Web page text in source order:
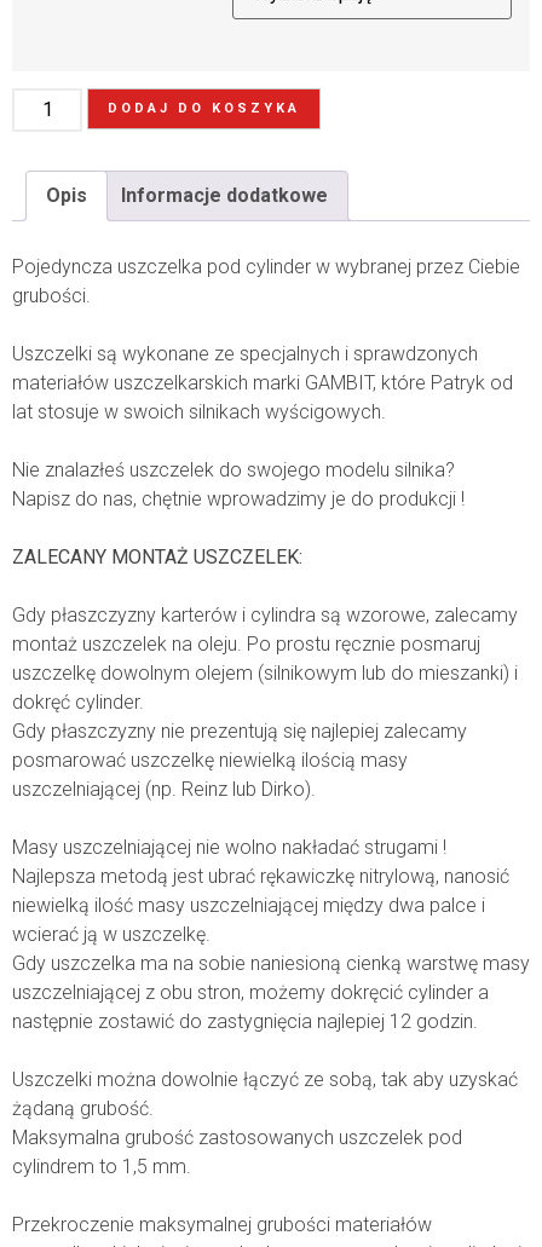
DODAJ DO KOSZYKA
Opis Informacje dodatkowe
Pojedyncza uszczelka pod cylinder w wybranej przez Ciebie
grubości.
Uszczelki są wykonane ze specjalnych i sprawdzonych
materiałów uszczelkarskich marki GAMBIT, które Patryk od
lat stosuje w swoich silnikach wyścigowych.
Nie znalazłeś uszczelek do swojego modelu silnika?
Napisz do nas, chętnie wprowadzimy je do produkcji !
ZALECANY MONTAŻ USZCZELEK:
Gdy płaszczyzny karterów i cylindra są wzorowe, zalecamy
montaż uszczelek na oleju. Po prostu ręcznie posmaruj
uszczelkę dowolnym olejem (silnikowym lub do mieszanki) i
dokręć cylinder.
Gdy płaszczyzny nie prezentują się najlepiej zalecamy
posmarować uszczelkę niewielką ilością masy
uszczelniającej (np. Reinz lub Dirko).
Masy uszczelniającej nie wolno nakładać strugami !
Najlepsza metodą jest ubrać rękawiczkę nitrylową, nanosić
niewielką ilość masy uszczelniającej między dwa palce i
wcierać ją w uszczelkę.
Gdy uszczelka ma na sobie naniesioną cienką warstwę masy
uszczelniającej z obu stron, możemy dokręcić cylinder a
następnie zostawić do zastygnięcia najlepiej 12 godzin.
Uszczelki można dowolnie łączyć ze sobą, tak aby uzyskać
żądaną grubość.
Maksymalna grubość zastosowanych uszczelek pod
cylindrem to 1,5 mm.
Przekroczenie maksymalnej grubości materiałów